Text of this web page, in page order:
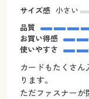
サイズ感 小さい
品質
お買い得感
使いやすさ
カードもたくさ
ります。
ただファスナー